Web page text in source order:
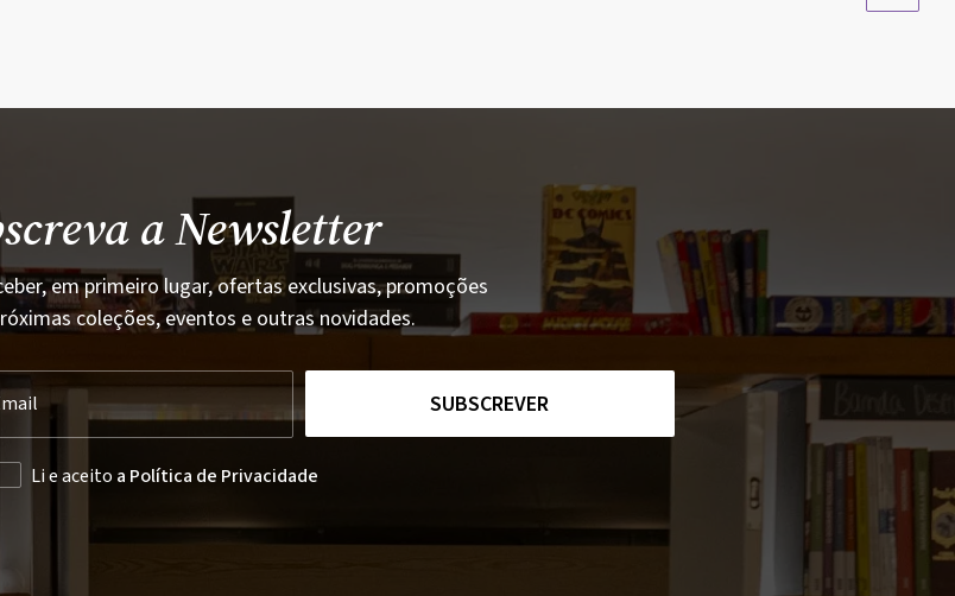
a Newsletter
em primeiro lugar, ofertas exclusivas, promoções
coleções, eventos e outras novidades.
SUBSCREVER
Li e aceito a Política de Privacidade